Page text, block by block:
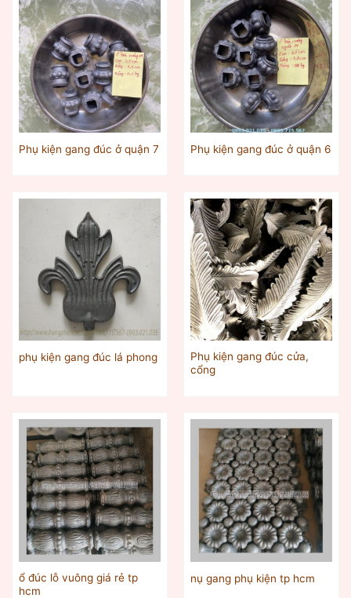
Phụ kiện gang đúc ở quận 7 Phụ kiện gang đúc ở quận 6
phụ kiện gang đúc lá phong
Phụ kiện gang đúc cửa,
cổng
ổ đúc lỗ vuông giá rẻ tp
hcm
nụ gang phụ kiện tp hcm